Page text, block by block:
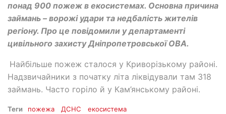
понад 900 пожеж в екосистемах. Основна причина
займань – ворожі удари та недбалість жителів
регіону. Про це повідомили у департаменті
цивільного захисту Дніпропетровської ОВА.
Найбільше пожеж сталося у Криворізькому районі.
Надзвичайники з початку літа ліквідували там 318
займань. Часто горіло й у Кам’янському районі.
Теги пожежа ДСНС екосистема